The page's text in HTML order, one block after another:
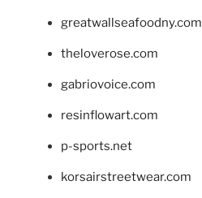
greatwallseafoodny.com
theloverose.com
gabriovoice.com
resinflowart.com
p-sports.net
korsairstreetwear.com